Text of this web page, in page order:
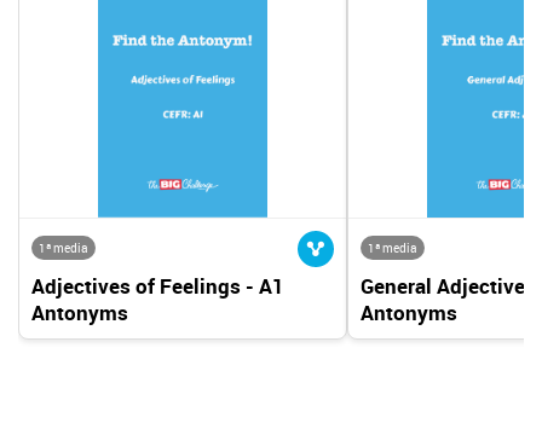
1ª media
Adjectives of Feelings - A1
Antonyms
1ª media
General Adjectives
Antonyms